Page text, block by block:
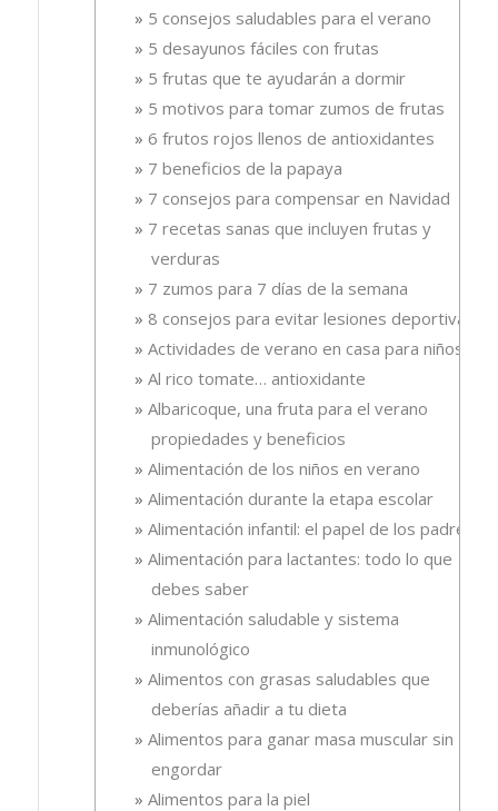
5 consejos saludables para el verano
5 desayunos fáciles con frutas
5 frutas que te ayudarán a dormir
5 motivos para tomar zumos de frutas
6 frutos rojos llenos de antioxidantes
7 beneficios de la papaya
7 consejos para compensar en Navidad
7 recetas sanas que incluyen frutas y
verduras
7 zumos para 7 días de la semana
8 consejos para evitar lesiones deportivas
Actividades de verano en casa para niños
Al rico tomate… antioxidante
Albaricoque, una fruta para el verano
propiedades y beneficios
Alimentación de los niños en verano
Alimentación durante la etapa escolar
Alimentación infantil: el papel de los padres
Alimentación para lactantes: todo lo que
debes saber
Alimentación saludable y sistema
inmunológico
Alimentos con grasas saludables que
deberías añadir a tu dieta
Alimentos para ganar masa muscular sin
engordar
Alimentos para la piel